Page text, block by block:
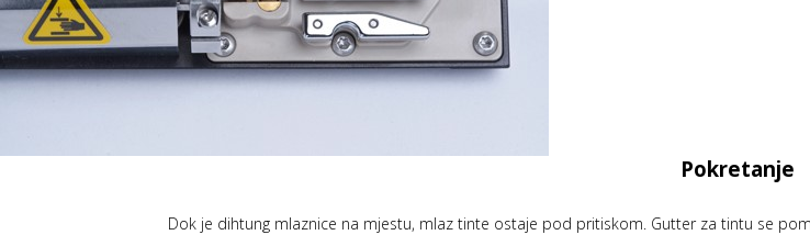
Pokretanje
Dok je dihtung mlaznice na mjestu, mlaz tinte ostaje pod pritiskom. Gutter za tintu se